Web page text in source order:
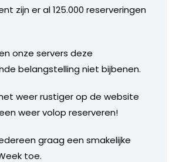
zijn er al 125.000 reserveringen
onze servers deze
belangstelling niet bijbenen.
weer rustiger op de website
weer volop reserveren!
graag een smakelijke
toe.